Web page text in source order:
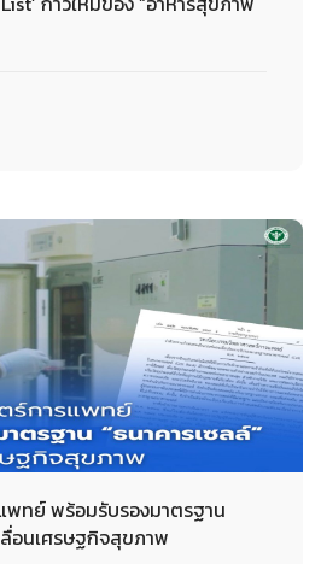
พทย์ พร้อมรับรองมาตรฐาน
ลื่อนเศรษฐกิจสุขภาพ